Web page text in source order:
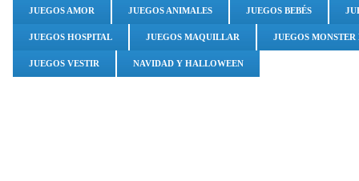
JUEGOS AMOR JUEGOS ANIMALES JUEGOS BEBÉS
JUEGOS HOSPITAL JUEGOS MAQUILLAR JUEGOS
JUEGOS VESTIR NAVIDAD Y HALLOWEEN